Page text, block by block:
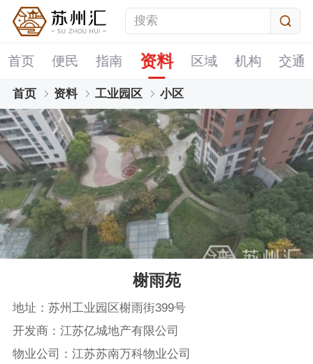
首页 便民 指南 资料 区域 机构 交通
首页 资料 工业园区 小区
榭雨苑
地址：苏州工业园区榭雨街399号
开发商：江苏亿城地产有限公司
物业公司：江苏苏南万科物业公司